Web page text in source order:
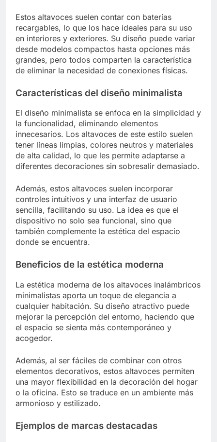
Estos altavoces suelen contar con baterías
recargables, lo que los hace ideales para su uso
en interiores y exteriores. Su diseño puede variar
desde modelos compactos hasta opciones más
grandes, pero todos comparten la característica
de eliminar la necesidad de conexiones físicas.
Características del diseño minimalista
El diseño minimalista se enfoca en la simplicidad y
la funcionalidad, eliminando elementos
innecesarios. Los altavoces de este estilo suelen
tener líneas limpias, colores neutros y materiales
de alta calidad, lo que les permite adaptarse a
diferentes decoraciones sin sobresalir demasiado.
Además, estos altavoces suelen incorporar
controles intuitivos y una interfaz de usuario
sencilla, facilitando su uso. La idea es que el
dispositivo no solo sea funcional, sino que
también complemente la estética del espacio
donde se encuentra.
Beneficios de la estética moderna
La estética moderna de los altavoces inalámbricos
minimalistas aporta un toque de elegancia a
cualquier habitación. Su diseño atractivo puede
mejorar la percepción del entorno, haciendo que
el espacio se sienta más contemporáneo y
acogedor.
Además, al ser fáciles de combinar con otros
elementos decorativos, estos altavoces permiten
una mayor flexibilidad en la decoración del hogar
o la oficina. Esto se traduce en un ambiente más
armonioso y estilizado.
Ejemplos de marcas destacadas